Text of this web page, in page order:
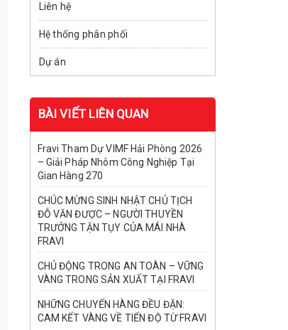
Liên hệ
Hệ thống phân phối
Dự án
BÀI VIẾT LIÊN QUAN
Fravi Tham Dự VIMF Hải Phòng 2026
– Giải Pháp Nhôm Công Nghiệp Tại
Gian Hàng 270
CHÚC MỪNG SINH NHẬT CHỦ TỊCH
ĐỖ VĂN ĐƯỢC – NGƯỜI THUYỀN
TRƯỞNG TẬN TỤY CỦA MÁI NHÀ
FRAVI
CHỦ ĐỘNG TRONG AN TOÀN – VỮNG
VÀNG TRONG SẢN XUẤT TẠI FRAVI
NHỮNG CHUYẾN HÀNG ĐỀU ĐẶN:
CAM KẾT VÀNG VỀ TIẾN ĐỘ TỪ FRAVI